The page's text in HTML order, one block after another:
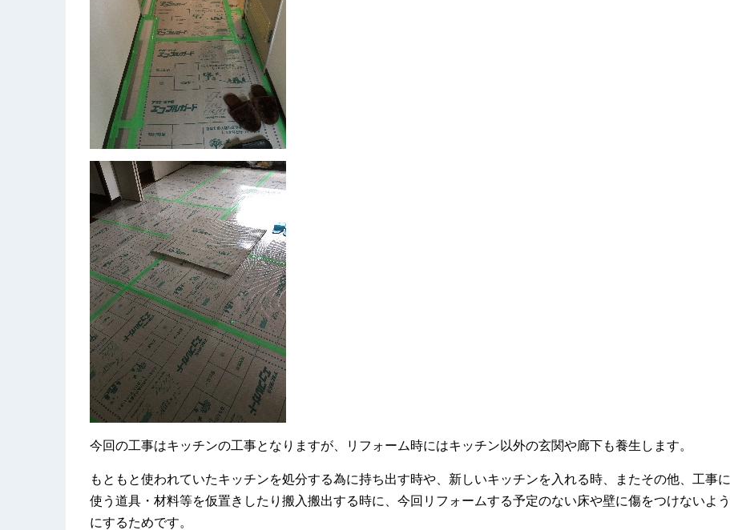
今回の工事はキッチンの工事となりますが、リフォーム時にはキッチン以外の玄関や廊下も養生します。
もともと使われていたキッチンを処分する為に持ち出す時や、新しいキッチンを入れる時、またその他、工事に
使う道具・材料等を仮置きしたり搬入搬出する時に、今回リフォームする予定のない床や壁に傷をつけないよう
にするためです。